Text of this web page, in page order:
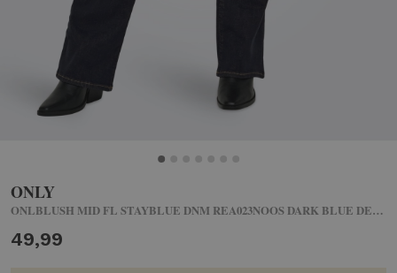
ONLY
ONLBLUSH MID FL STAYBLUE DNM REA023NOOS DARK BLUE DENIM
49,99